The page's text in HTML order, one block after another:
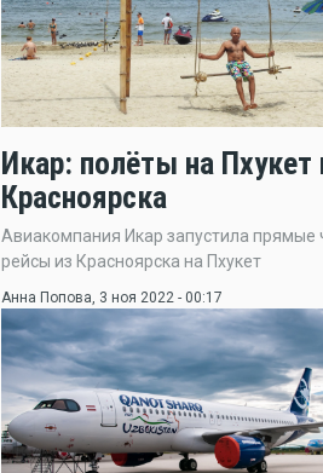
Икар: полёты на Пхукет
Красноярска
Авиакомпания Икар запустила прямые
рейсы из Красноярска на Пхукет
Анна Попова, 3 ноя 2022 - 00:17